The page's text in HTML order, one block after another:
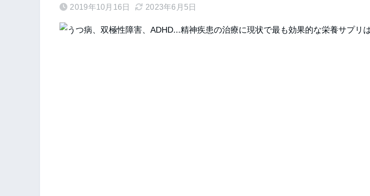
2019年10月16日 2023年6月5日